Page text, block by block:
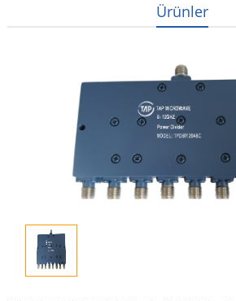
Ürünler